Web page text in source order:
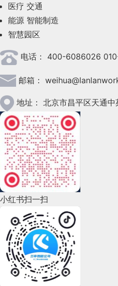
2023年5月(28)
2023年4月(47)
2023年3月(37)
2023年2月(90)
2023年1月(78)
2022年12月(45)
2022年11月(69)
2022年10月(51)
2022年9月(135)
2022年8月(60)
2022年7月(111)
2022年6月(162)
2022年5月(143)
医疗 交通
能源 智能制造
智慧园区
电话： 400-6086026
邮箱：
地址： 北京市昌平区天通
小红书扫一扫